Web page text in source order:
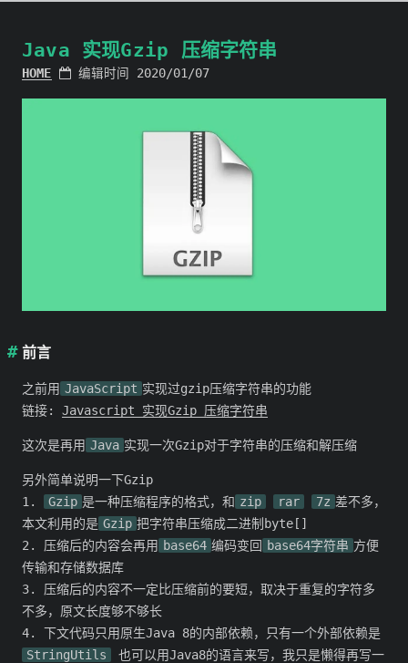
Java 实现Gzip 压缩字符串
HOME 编辑时间 2020/01/07
前言
之前用 JavaScript 实现过gzip压缩字符串的功能
链接: Javascript 实现Gzip 压缩字符串
这次是再用 Java 实现一次Gzip对于字符串的压缩和解压缩
另外简单说明一下Gzip
1.
Gzip 是一种压缩程序的格式，和 zip rar 7z 差不多，
本文利用的是 Gzip 把字符串压缩成二进制byte[]
2. 压缩后的内容会再用 base64 编码变回 base64字符串 方便
传输和存储数据库
3. 压缩后的内容不一定比压缩前的要短，取决于重复的字符多
不多，原文长度够不够长
4. 下文代码只用原生Java 8的内部依赖，只有一个外部依赖是
StringUtils
也可以用Java8的语言来写，我只是懒得再写一